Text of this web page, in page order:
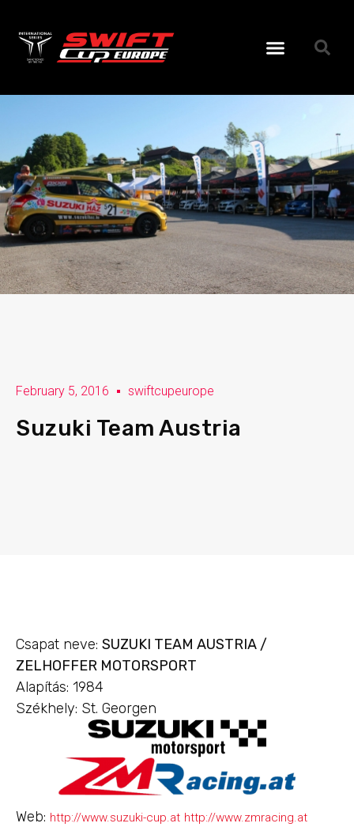
February 5, 2016 swiftcupeurope
Suzuki Team Austria
Csapat neve: SUZUKI TEAM AUSTRIA /
ZELHOFFER MOTORSPORT
Alapítás: 1984
Székhely: St. Georgen
Web: http://www.suzuki-cup.at http://www.zmracing.at